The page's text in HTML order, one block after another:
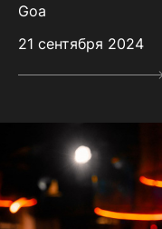
Goa
21 сентября 2024